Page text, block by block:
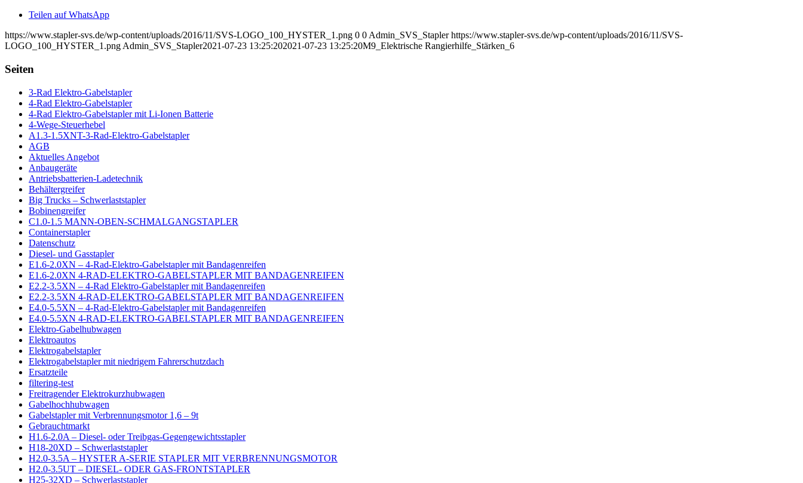
Teilen auf WhatsApp
https://www.stapler-svs.de/wp-content/uploads/2016/11/SVS-LOGO_100_HYSTER_1.png 0 0 Admin_SVS_Stapler https://www.stapler-svs.de/wp-content/uploads/2016/11/SVS-
LOGO_100_HYSTER_1.png Admin_SVS_Stapler2021-07-23 13:25:202021-07-23 13:25:20M9_Elektrische Rangierhilfe_Stärken_6
Seiten
3-Rad Elektro-Gabelstapler
4-Rad Elektro-Gabelstapler
4-Rad Elektro-Gabelstapler mit Li-Ionen Batterie
4-Wege-Steuerhebel
A1.3-1.5XNT-3-Rad-Elektro-Gabelstapler
AGB
Aktuelles Angebot
Anbaugeräte
Antriebsbatterien-Ladetechnik
Behältergreifer
Big Trucks – Schwerlaststapler
Bobinengreifer
C1.0-1.5 MANN-OBEN-SCHMALGANGSTAPLER
Containerstapler
Datenschutz
Diesel- und Gasstapler
E1.6-2.0XN – 4-Rad-Elektro-Gabelstapler mit Bandagenreifen
E1.6-2.0XN 4-RAD-ELEKTRO-GABELSTAPLER MIT BANDAGENREIFEN
E2.2-3.5XN – 4-Rad Elektro-Gabelstapler mit Bandagenreifen
E2.2-3.5XN 4-RAD-ELEKTRO-GABELSTAPLER MIT BANDAGENREIFEN
E4.0-5.5XN – 4-Rad-Elektro-Gabelstapler mit Bandagenreifen
E4.0-5.5XN 4-RAD-ELEKTRO-GABELSTAPLER MIT BANDAGENREIFEN
Elektro-Gabelhubwagen
Elektroautos
Elektrogabelstapler
Elektrogabelstapler mit niedrigem Fahrerschutzdach
Ersatzteile
filtering-test
Freitragender Elektrokurzhubwagen
Gabelhochhubwagen
Gabelstapler mit Verbrennungsmotor 1,6 – 9t
Gebrauchtmarkt
H1.6-2.0A – Diesel- oder Treibgas-Gegengewichtsstapler
H18-20XD – Schwerlaststapler
H2.0-3.5A – HYSTER A-SERIE STAPLER MIT VERBRENNUNGSMOTOR
H2.0-3.5UT – DIESEL- ODER GAS-FRONTSTAPLER
H25-32XD – Schwerlaststapler